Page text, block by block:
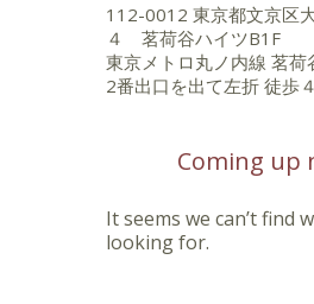
112-0012 東京都文京区
４ 茗荷谷ハイツB1F
東京メトロ丸ノ内線 茗荷
2番出口を出て左折 徒歩
Coming up
It seems we can’t find
looking for.